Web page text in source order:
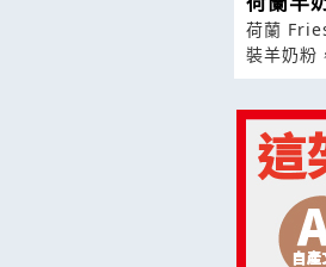
荷蘭
裝羊奶粉